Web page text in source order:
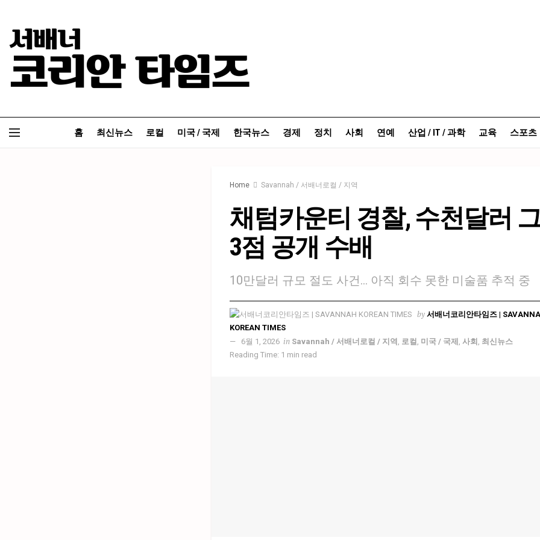
홈 최신뉴스 로컬 미국 / 국제 한국뉴스 경제 정치 사회 연예 산업 / IT / 과학 교육 스포츠
Home Savannah / 서배너로컬 / 지역
채텀카운티 경찰, 수천달러
3점 공개 수배
10만달러 규모 절도 사건… 아직 회수 못한 미술품 추적 중
by 서배너코리안타임즈 |
KOREAN TIMES
6월 1, 2026 in Savannah / 서배너로컬 / 지역 , 로컬 , 미국 / 국제 , 사회 , 최신뉴스
Reading Time: 1 min read